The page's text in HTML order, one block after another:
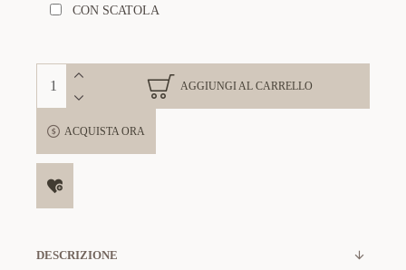
CON SCATOLA
AGGIUNGI AL CARRELLO
ACQUISTA ORA
DESCRIZIONE